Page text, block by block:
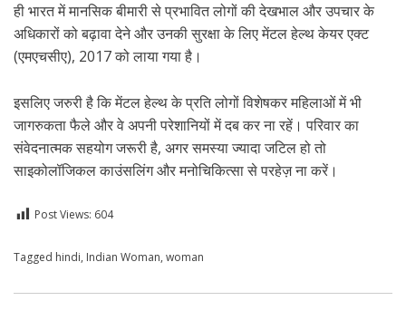
ही भारत में मानसिक बीमारी से प्रभावित लोगों की देखभाल और उपचार के
अधिकारों को बढ़ावा देने और उनकी सुरक्षा के लिए मेंटल हेल्थ केयर एक्ट
(एमएचसीए), 2017 को लाया गया है।
इसलिए जरुरी है कि मेंटल हेल्थ के प्रति लोगों विशेषकर महिलाओं में भी
जागरुकता फैले और वे अपनी परेशानियों में दब कर ना रहें। परिवार का
संवेदनात्मक सहयोग जरूरी है, अगर समस्या ज्यादा जटिल हो तो
साइकोलॉजिकल काउंसलिंग और मनोचिकित्सा से परहेज़ ना करें।
Post Views: 604
Posted inHindi
Tagged hindi, Indian Woman, woman